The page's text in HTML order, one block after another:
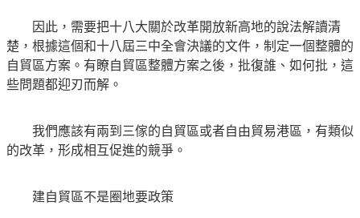
因此，需要把十八大關於改革開放新高地的說法解讀清
楚，根據這個和十八屆三中全會決議的文件，制定一個整體的
自貿區方案。有瞭自貿區整體方案之後，批復誰、如何批，這
些問題都迎刃而解。
我們應該有兩到三傢的自貿區或者自由貿易港區，有類似
的改革，形成相互促進的競爭。
建自貿區不是圈地要政策